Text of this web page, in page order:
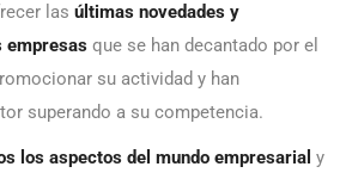
las últimas novedades y
empresas que se han decantado por el
su actividad y han
superando a su competencia.
los aspectos del mundo empresarial y